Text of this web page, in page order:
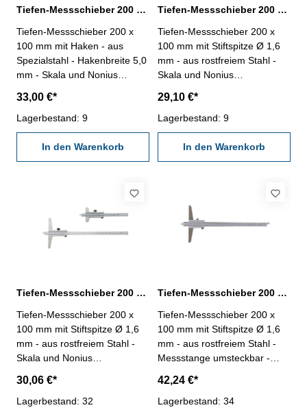
Tiefen-Messschieber 200 x 100 mm mit Haken DIN 862
Tiefen-Messschieber 200 x
100 mm mit Haken - aus
Spezialstahl - Hakenbreite 5,0
mm - Skala und Nonius
Genauigkeit nach DIN 862 -
Brückenlänge 100 mm - im
Behältnis/Kasten Messbereich
0 - 200 mm
33,00 €*
Lagerbestand: 9
In den Warenkorb
Tiefen-Messschieber 200 x 100 mm mit Stiftspitze DIN 862
Tiefen-Messschieber 200 x
100 mm mit Stiftspitze Ø 1,6
mm - aus rostfreiem Stahl -
Skala und Nonius
Stiftspitze ø 1,6 mm -
Genauigkeit nach DIN 862-
Brückenlänge 100 mm - im
Behältnis/Kasten Messbereich
0 - 200 mm
29,10 €*
Lagerbestand: 9
In den Warenkorb
Tiefen-Messschieber 200 x 100 mm mit Stiftspitze DIN 862
Tiefen-Messschieber 200 x
100 mm mit Stiftspitze Ø 1,6
mm - aus rostfreiem Stahl -
Skala und Nonius
Genauigkeit nach DIN 862-
Brückenlänge 100 mm - im
30,06 €*
Lagerbestand: 32
Tiefen-Messschieber 200 x 100 mm mit Stiftspitze Ø 1,6 DIN 862
Tiefen-Messschieber 200 x
100 mm mit Stiftspitze Ø 1,6
mm - aus rostfreiem Stahl -
Messstange umsteckbar -
mattverchromt - Stiftspitze ø
1,6 mm - Nonius 1/20 -
42,24 €*
Lagerbestand: 34